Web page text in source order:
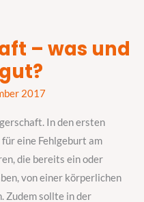
– was und
2017
In den ersten
eine Fehlgeburt am
die bereits ein oder
von einer körperlichen
Zudem sollte in der